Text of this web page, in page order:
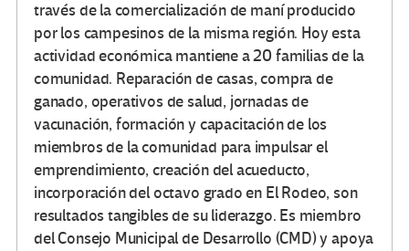
través de la comercialización de maní producido
por los campesinos de la misma región. Hoy esta
actividad económica mantiene a 20 familias de la
comunidad. Reparación de casas, compra de
ganado, operativos de salud, jornadas de
vacunación, formación y capacitación de los
miembros de la comunidad para impulsar el
emprendimiento, creación del acueducto,
incorporación del octavo grado en El Rodeo, son
resultados tangibles de su liderazgo. Es miembro
del Consejo Municipal de Desarrollo (CMD) y apoya